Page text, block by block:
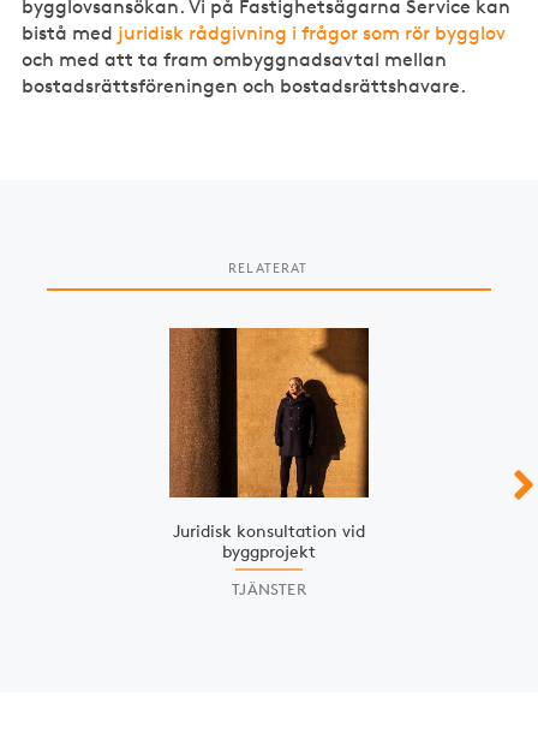
bygglovsansökan. Vi på Fastighetsägarna Service kan
bistå med juridisk rådgivning i frågor som rör bygglov
och med att ta fram ombyggnadsavtal mellan
bostadsrättsföreningen och bostadsrättshavare.
RELATERAT
Juridisk konsultation vid
byggprojekt
TJÄNSTER